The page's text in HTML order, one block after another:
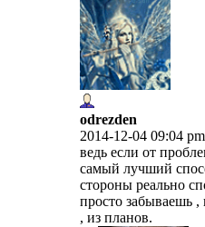
odrezden
2014-12-04 09:04
ведь если от
самый лучший
стороны реально
просто забываешь
, из планов.